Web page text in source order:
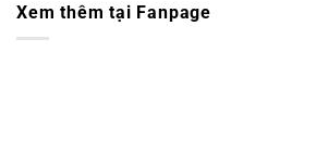
Xem thêm tại Fanpage